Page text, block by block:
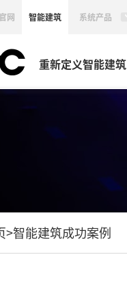
网 智能建筑 系统产品
重新定义智能建筑
>智能建筑成功案例